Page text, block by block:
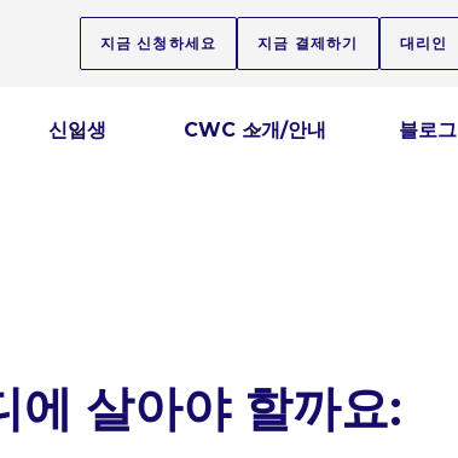
지금 신청하세요 지금 결제하기 대리인
신입생 CWC 소개/안내 블로그
에 살아야 할까요: